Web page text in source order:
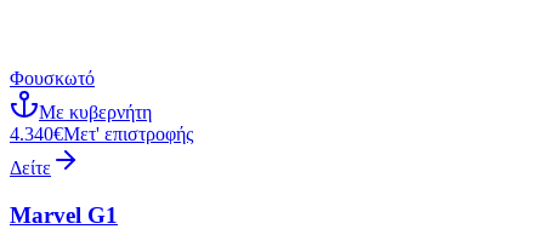
Φουσκωτό
Με κυβερνήτη
4.340€Μετ' επιστροφής
Δείτε
Marvel G1